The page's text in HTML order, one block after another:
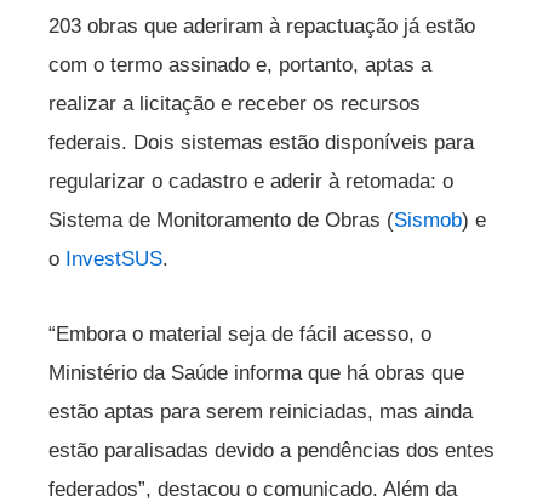
203 obras que aderiram à repactuação já estão
com o termo assinado e, portanto, aptas a
realizar a licitação e receber os recursos
federais. Dois sistemas estão disponíveis para
regularizar o cadastro e aderir à retomada: o
Sistema de Monitoramento de Obras (Sismob) e
o InvestSUS.
“Embora o material seja de fácil acesso, o
Ministério da Saúde informa que há obras que
estão aptas para serem reiniciadas, mas ainda
estão paralisadas devido a pendências dos entes
federados”, destacou o comunicado. Além da